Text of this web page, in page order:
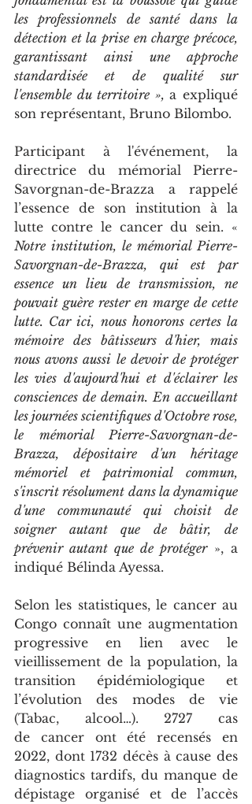
les professionnels de santé dans la
détection et la prise en charge précoce,
garantissant ainsi une approche
standardisée et de qualité sur
l'ensemble du territoire », a expliqué
son représentant, Bruno Bilombo.
Participant à l'événement, la
directrice du mémorial Pierre-
Savorgnan-de-Brazza a rappelé
l’essence de son institution à la
Notre institution, le mémorial Pierre-
Savorgnan-de-Brazza, qui est par
essence un lieu de transmission, ne
pouvait guère rester en marge de cette
lutte. Car ici, nous honorons certes la
mémoire des bâtisseurs d'hier, mais
nous avons aussi le devoir de protéger
les vies d'aujourd'hui et d'éclairer les
consciences de demain. En accueillant
les journées scientifiques d'Octobre rose,
le mémorial Pierre-Savorgnan-de-
Brazza, dépositaire d'un héritage
mémoriel et patrimonial commun,
s'inscrit résolument dans la dynamique
d'une communauté qui choisit de
soigner autant que de bâtir, de
prévenir autant que de protéger », a
indiqué Bélinda Ayessa.
Selon les statistiques, le cancer au
Congo connaît une augmentation
progressive en lien avec le
vieillissement de la population, la
transition épidémiologique et
l’évolution des modes de vie
(Tabac, alcool…). 2727 cas
de cancer ont été recensés en
2022, dont 1732 décès à cause des
diagnostics tardifs, du manque de
dépistage organisé et de l’accès